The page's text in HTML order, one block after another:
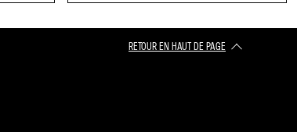
RETOUR EN HAUT DE PAGE